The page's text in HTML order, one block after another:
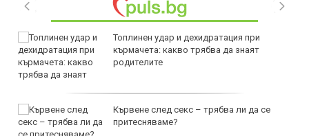
Топлинен удар и дехидратация при
кърмачета: какво трябва да знаят
родителите
Кървене след секс – трябва ли да се
притесняваме?